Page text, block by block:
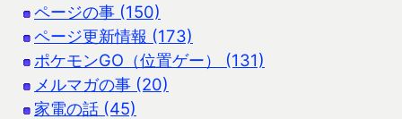
ページの事 (150)
ページ更新情報 (173)
ポケモンGO（位置ゲー） (131)
メルマガの事 (20)
家電の話 (45)